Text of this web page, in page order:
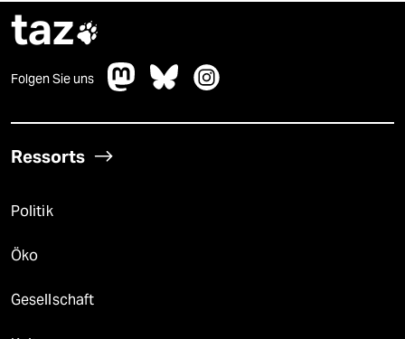
taz
Folgen Sie uns
Ressorts
Politik
Öko
Gesellschaft